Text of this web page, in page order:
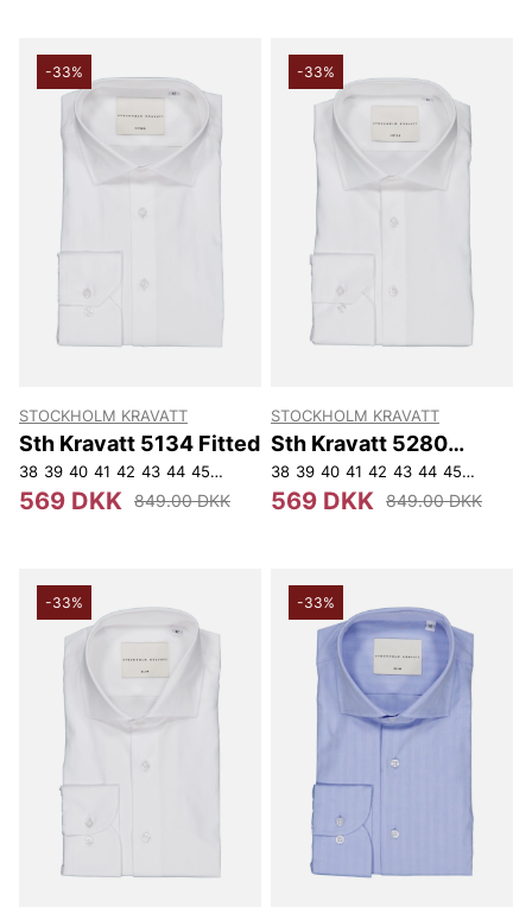
-33%
STOCKHOLM KRAVATT
Sth Kravatt 5134 Fitted
38 39 40 41 42 43 44 45 46
569 DKK 849.00 DKK
-33%
STOCKHOLM KRAVATT
Sth Kravatt 5280
Fitted
38 39 40 41 42 43 44 45 46
569 DKK 849.00 DKK
-33% -33%